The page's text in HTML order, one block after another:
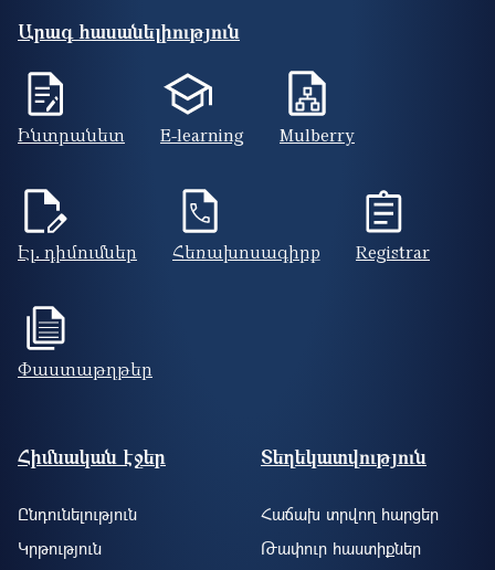
Արագ հասանելիություն
Ինտրանետ E-learning Mulberry
Էլ. դիմումներ Հեռախոսագիրք Registrar
Փաստաթղթեր
Footer site information
Հիմնական էջեր
Ընդունելություն
Կրթություն
Տեղեկատվություն
Հաճախ տրվող հարցեր
Թափուր հաստիքներ